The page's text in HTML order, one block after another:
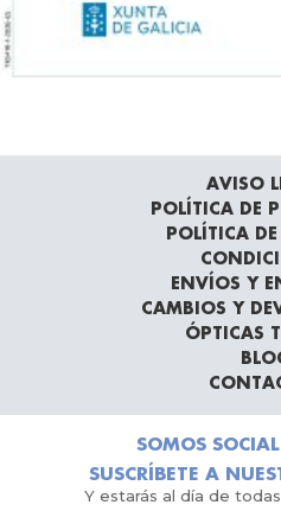
AVISO
POLÍTICA DE
POLÍTICA
ENVÍOS Y
CAMBIOS Y
ÓPTICAS
SOMOS
SUSCRÍBETE A
Y estarás al día de